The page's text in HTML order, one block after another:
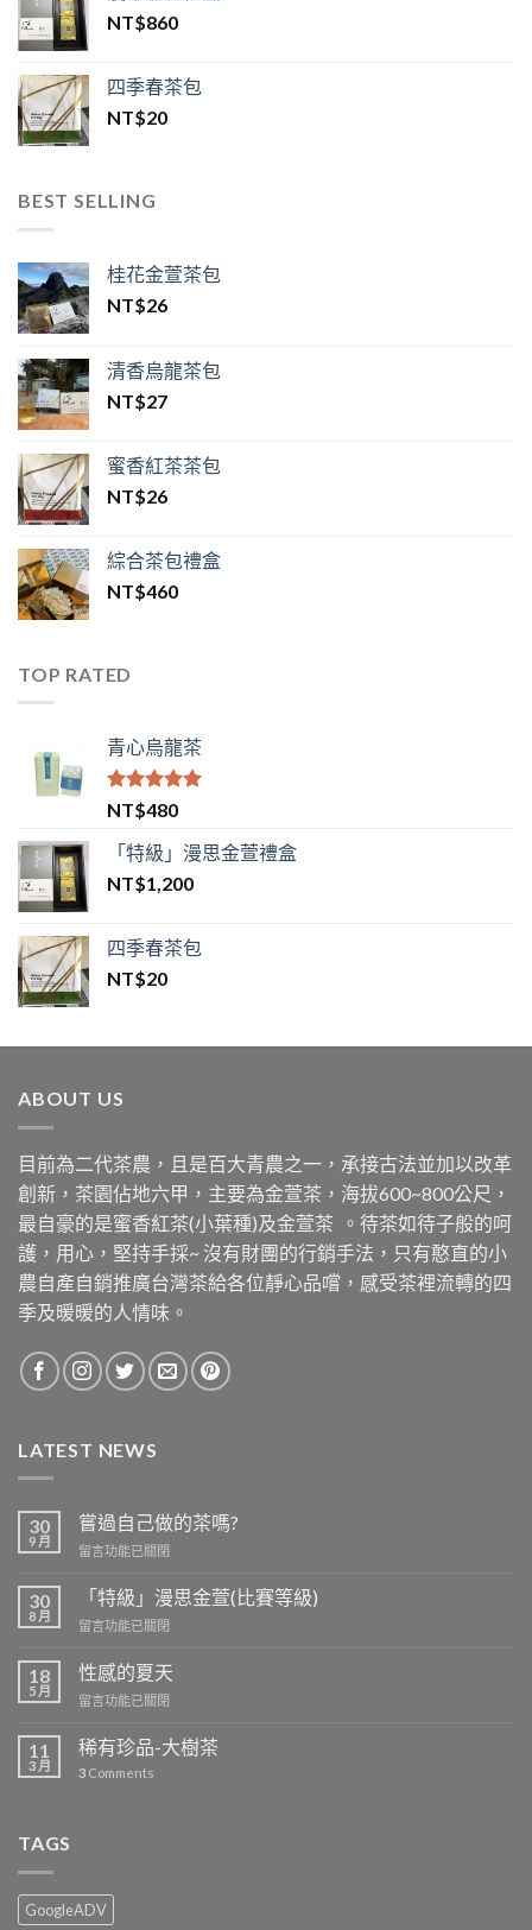
NT$860
四季春茶包
NT$20
BEST SELLING
桂花金萱茶包
NT$26
清香烏龍茶包
NT$27
蜜香紅茶茶包
NT$26
綜合茶包禮盒
NT$460
TOP RATED
青心烏龍茶
評分5.00
滿分 5
NT$480
「特級」漫思金萱禮盒
NT$1,200
四季春茶包
NT$20
ABOUT US
目前為二代茶農，且是百大青農之一，承接古法並加以改革
創新，茶園佔地六甲，主要為金萱茶，海拔600~800公尺，
最自豪的是蜜香紅茶(小葉種)及金萱茶 。待茶如待子般的呵
護，用心，堅持手採~ 沒有財團的行銷手法，只有憨直的小
農自產自銷推廣台灣茶給各位靜心品嚐，感受茶裡流轉的四
季及暖暖的人情味。
LATEST NEWS
30
9 月
嘗過自己做的茶嗎?
在
己
的
茶
嗎?〉
留言功能已關閉
30
8 月
「特級」漫思金萱(比賽等級)
在
級」
漫
思
萱
(比
留言功能已關閉
18
5 月
性感的夏天
在
感
的
夏
留言功能已關閉
11
3 月
稀有珍品-大樹茶
3 Comments
TAGS
GoogleADV